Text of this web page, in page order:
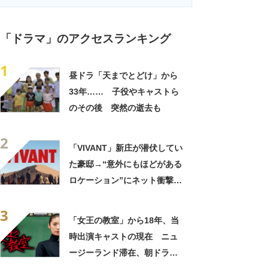
「ドラマ」のアクセスランキング
1
昼ドラ「天までとどけ」から
33年…… 子役やキャストら
のその後 突然の逝去も
2
「VIVANT」新庄が潜伏してい
た豪邸→“意外にもほどがある
ロケーション”にネット衝撃
3
「女王の教室」から18年、当
時出演キャストの現在 ニュ
ージーランド滞在、朝ドラで